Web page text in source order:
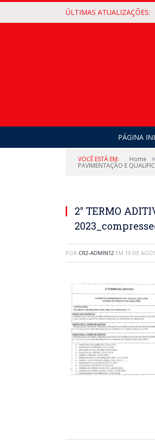
ÚLTIMAS ATUALIZAÇÕES:
PÁGINA
VOCÊ ESTÁ EM: Home »
PAVIMENTAÇÃO E
2° TERMO
POR CR2-ADMIN12 EM 19 DE